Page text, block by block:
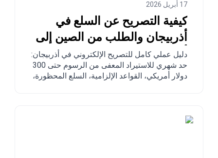
17 أبريل 2026
كيفية التصريح عن السلع في
أذربيجان والطلب من الصين إلى
أذربيجان؟
دليل عملي كامل للتصريح الإلكتروني في أذربيجان:
حد شهري للاستيراد المعفى من الرسوم حتى 300
دولار أمريكي، القواعد الإلزامية، السلع المحظورة،